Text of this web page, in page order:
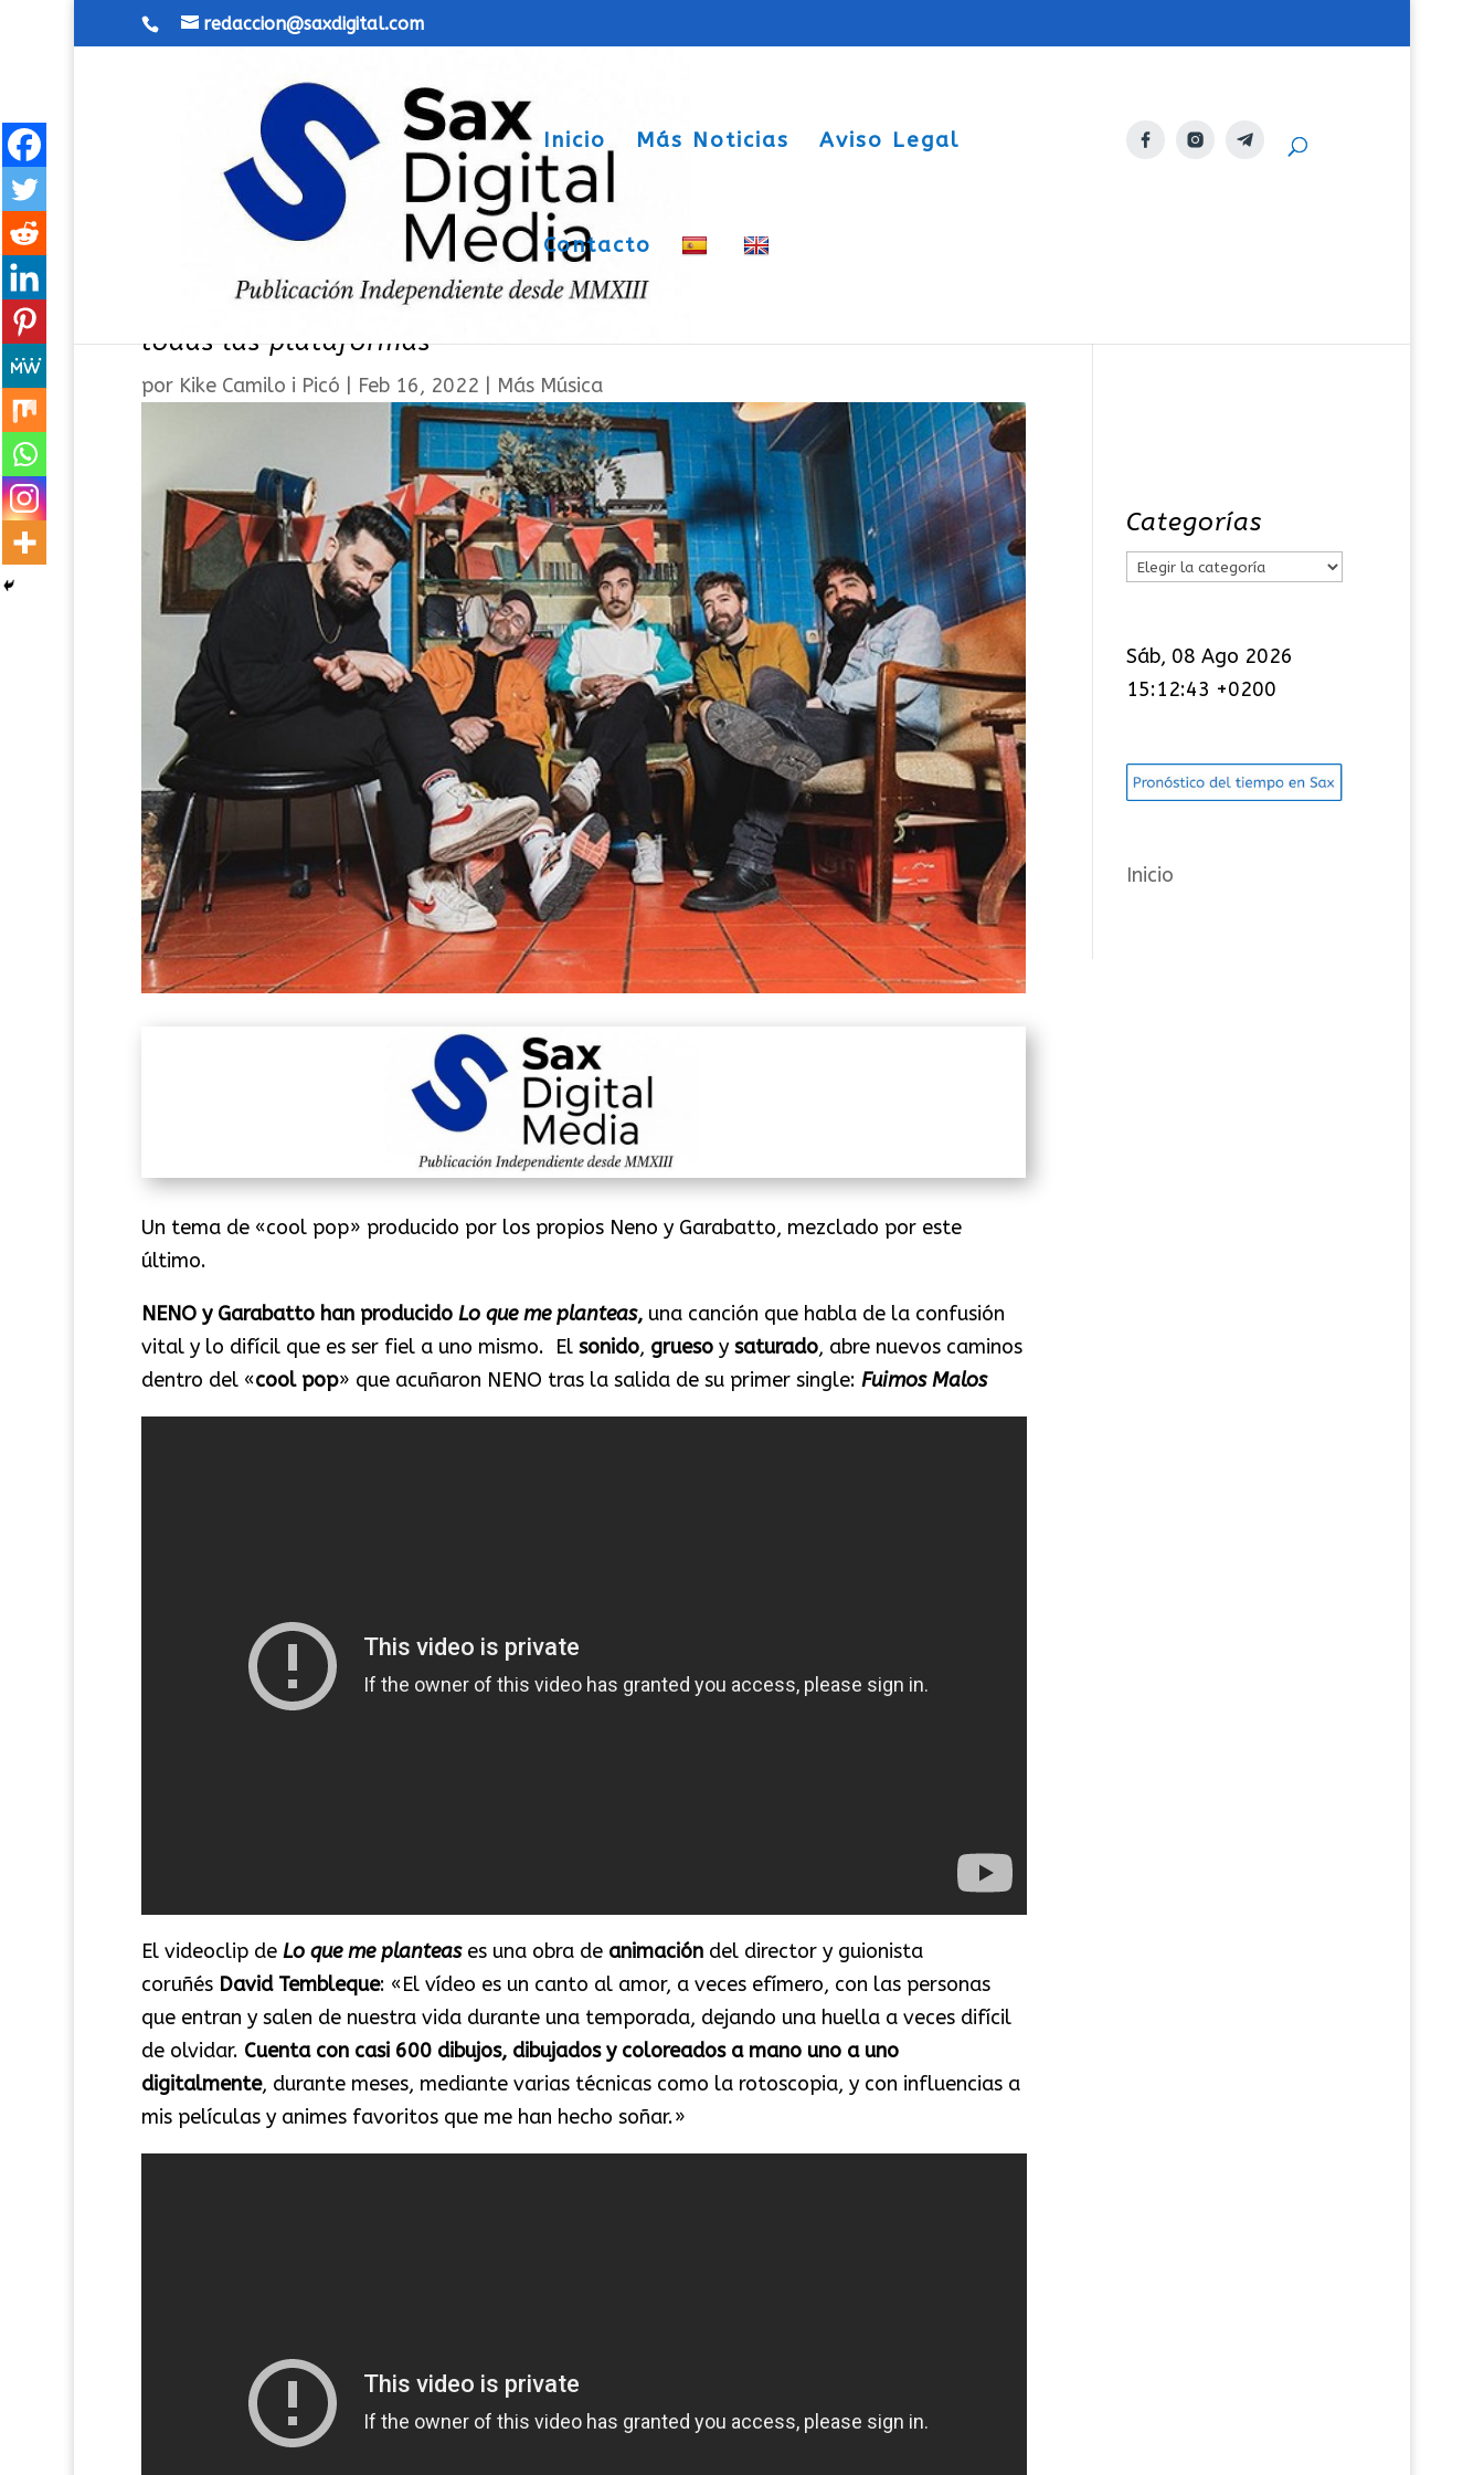
redaccion@saxdigital.com
Inicio Más Noticias Aviso Legal
Contacto
«Lo Que Me Planteas», segundo single de Neno, ya disponible en
todas las plataformas
por Kike Camilo i Picó Feb 16, 2022 Más Música
Un tema de «cool pop» producido por los propios Neno y Garabatto, mezclado por este
último.
NENO y Garabatto han producido Lo que me planteas, una canción que habla de la confusión
vital y lo difícil que es ser fiel a uno mismo. El sonido, gruesoy saturado, abre nuevos caminos
dentro del «cool pop» que acuñaron NENO tras la salida de su primer single: Fuimos Malos
El videoclip de Lo que me planteas es una obra de animacióndel director y guionista
coruñés David Tembleque: «El vídeo es un canto al amor, a veces efímero, con las personas
que entran y salen de nuestra vida durante una temporada, dejando una huella a veces difícil
de olvidar. Cuenta con casi 600 dibujos, dibujados y coloreados a mano uno a uno
digitalmente, durante meses, mediante varias técnicas como la rotoscopia, y con influencias a
mis películas y animes favoritos que me han hecho soñar.»
Categorías
C
e
g
r
í
s
Sáb, 08 Ago 2026
15:12:44 +0200
Inicio